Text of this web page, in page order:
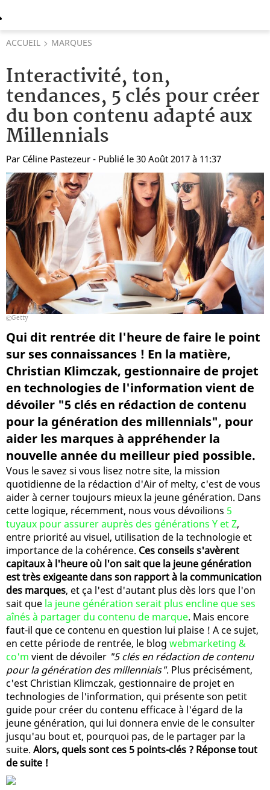
ACCUEIL MARQUES
Interactivité, ton,
tendances, 5 clés pour créer
du bon contenu adapté aux
Millennials
Par Céline Pastezeur - Publié le 30 Août 2017 à 11:37
Getty
Qui dit rentrée dit l'heure de faire le point
sur ses connaissances ! En la matière,
Christian Klimczak, gestionnaire de projet
en technologies de l'information vient de
dévoiler "5 clés en rédaction de contenu
pour la génération des millennials", pour
aider les marques à appréhender la
nouvelle année du meilleur pied possible.
Vous le savez si vous lisez notre site, la mission
quotidienne de la rédaction d'Air of melty, c'est de vous
aider à cerner toujours mieux la jeune génération. Dans
cette logique, récemment, nous vous dévoilions 5
tuyaux pour assurer auprès des générations Y et Z,
entre priorité au visuel, utilisation de la technologie et
importance de la cohérence. Ces conseils s'avèrent
capitaux à l'heure où l'on sait que la jeune génération
est très exigeante dans son rapport à la communication
des marques, et ça l'est d'autant plus dès lors que l'on
sait que la jeune génération serait plus encline que ses
aînés à partager du contenu de marque. Mais encore
faut-il que ce contenu en question lui plaise ! A ce sujet,
en cette période de rentrée, le blog webmarketing &
co'm vient de dévoiler "5 clés en rédaction de contenu
pour la génération des millennials". Plus précisément,
c'est Christian Klimczak, gestionnaire de projet en
technologies de l'information, qui présente son petit
guide pour créer du contenu efficace à l'égard de la
jeune génération, qui lui donnera envie de le consulter
jusqu'au bout et, pourquoi pas, de le partager par la
suite. Alors, quels sont ces 5 points-clés ? Réponse tout
de suite !